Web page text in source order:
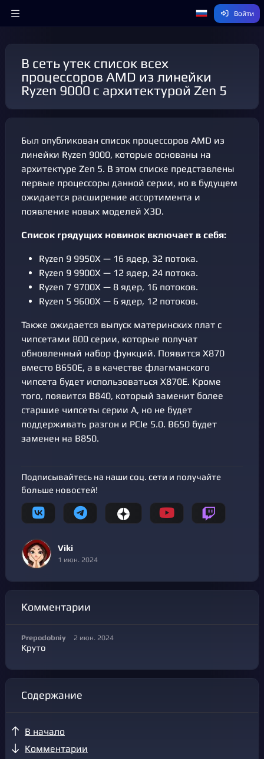
Войти
В сеть утек список всех
процессоров AMD из линейки
Ryzen 9000 с архитектурой Zen 5
Был опубликован список процессоров AMD из
линейки Ryzen 9000, которые основаны на
архитектуре Zen 5. В этом списке представлены
первые процессоры данной серии, но в будущем
ожидается расширение ассортимента и
появление новых моделей X3D.
Список грядущих новинок включает в себя:
Ryzen 9 9950X — 16 ядер, 32 потока.
Ryzen 9 9900X — 12 ядер, 24 потока.
Ryzen 7 9700X — 8 ядер, 16 потоков.
Ryzen 5 9600X — 6 ядер, 12 потоков.
Также ожидается выпуск материнских плат с
чипсетами 800 серии, которые получат
обновленный набор функций. Появится X870
вместо B650E, а в качестве флагманского
чипсета будет использоваться X870E. Кроме
того, появится B840, который заменит более
старшие чипсеты серии A, но не будет
поддерживать разгон и PCIe 5.0. B650 будет
заменен на B850.
Подписывайтесь на наши соц. сети и получайте
больше новостей!
Viki
1 июн. 2024
Комментарии
Prepodobniy 2 июн. 2024
Круто
Содержание
В начало
Комментарии